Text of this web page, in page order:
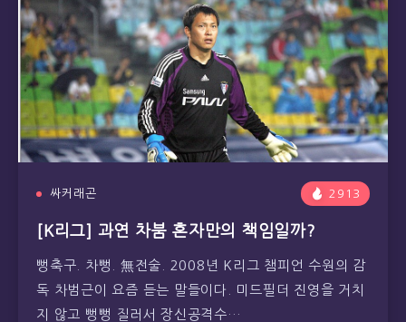
싸커래곤 2913
[K리그] 과연 차붐 혼자만의 책임일까?
뻥축구. 차뻥. 無전술. 2008년 K리그 챔피언 수원의 감
독 차범근이 요즘 듣는 말들이다. 미드필더 진영을 거치
지 않고 뻥뻥 질러서 장신공격수…